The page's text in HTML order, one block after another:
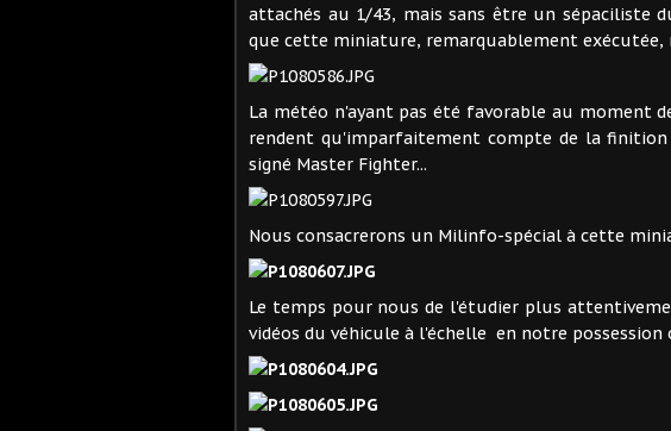
attachés au 1/43, mais sans être un sépaciliste
que cette miniature, remarquablement exécutée,
La météo n'ayant pas été favorable au moment
rendent qu'imparfaitement compte de la finition
signé Master Fighter...
Nous consacrerons un Milinfo-spécial à cette
Le temps pour nous de l'étudier plus
vidéos du véhicule à l'échelle en notre possession